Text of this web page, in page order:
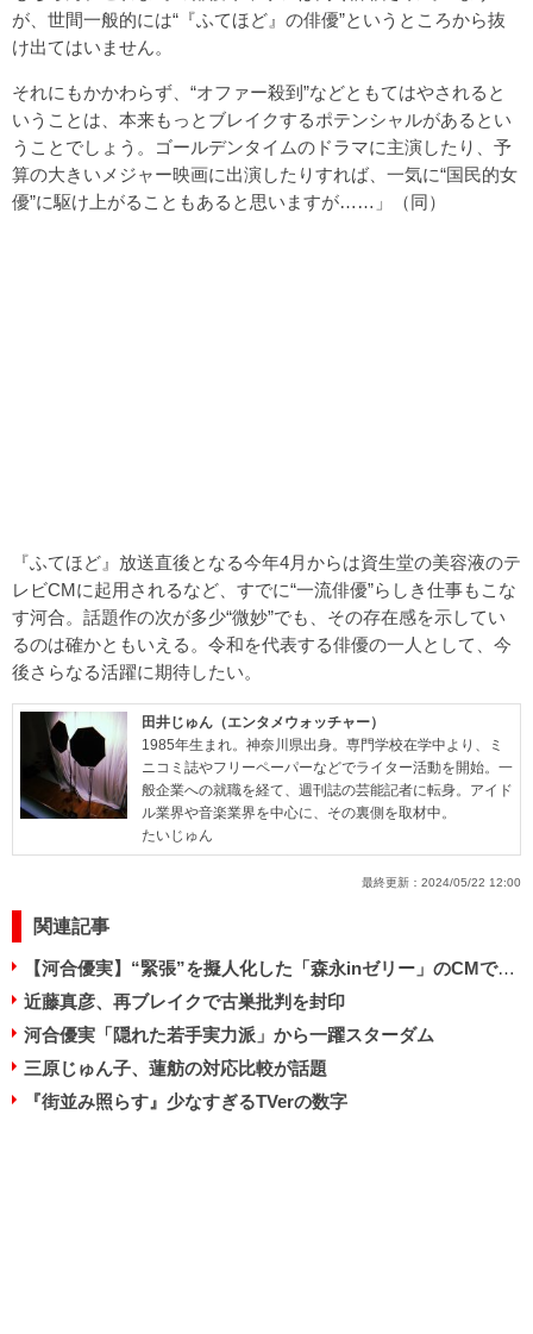
が、世間一般的には“『ふてほど』の俳優”というところから抜
け出てはいません。
それにもかかわらず、“オファー殺到”などともてはやされると
いうことは、本来もっとブレイクするポテンシャルがあるとい
うことでしょう。ゴールデンタイムのドラマに主演したり、予
算の大きいメジャー映画に出演したりすれば、一気に“国民的女
優”に駆け上がることもあると思いますが……」（同）
『ふてほど』放送直後となる今年4月からは資生堂の美容液のテ
レビCMに起用されるなど、すでに“一流俳優”らしき仕事もこな
す河合。話題作の次が多少“微妙”でも、その存在感を示してい
るのは確かともいえる。令和を代表する俳優の一人として、今
後さらなる活躍に期待したい。
田井じゅん（エンタメウォッチャー）
1985年生まれ。神奈川県出身。専門学校在学中より、ミ
ニコミ誌やフリーペーパーなどでライター活動を開始。一
般企業への就職を経て、週刊誌の芸能記者に転身。アイド
ル業界や音楽業界を中心に、その裏側を取材中。
たいじゅん
最終更新： 2024/05/22 12:00
関連記事
【河合優実】“緊張”を擬人化した「森永inゼリー」のCMで話題の美少女！
近藤真彦、再ブレイクで古巣批判を封印
河合優実「隠れた若手実力派」から一躍スターダム
三原じゅん子、蓮舫の対応比較が話題
『街並み照らす』少なすぎるTVerの数字